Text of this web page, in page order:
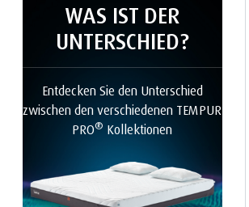
WAS IST DER
UNTERSCHIED?
Entdecken Sie den Unterschied
zwischen den verschiedenen TEMPUR
PRO® Kollektionen